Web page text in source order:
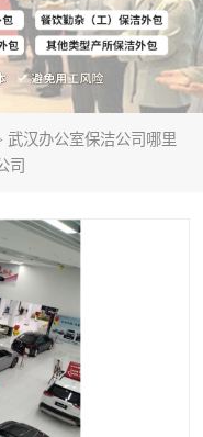
武汉办公室保洁公司哪里
司